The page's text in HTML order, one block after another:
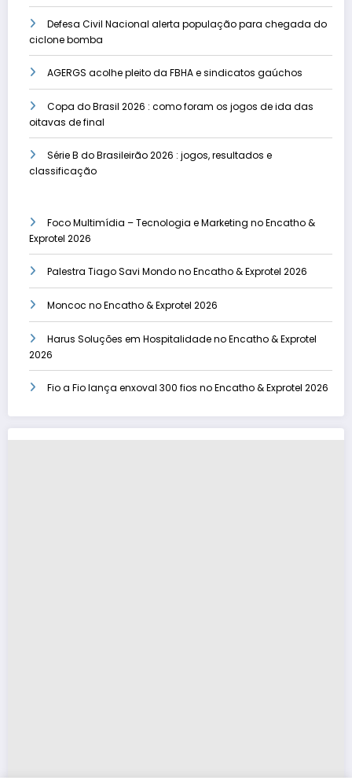
Defesa Civil Nacional alerta população para chegada do
ciclone bomba
AGERGS acolhe pleito da FBHA e sindicatos gaúchos
Copa do Brasil 2026 : como foram os jogos de ida das
oitavas de final
Série B do Brasileirão 2026 : jogos, resultados e
classificação
Foco Multimídia – Tecnologia e Marketing no Encatho &
Exprotel 2026
Palestra Tiago Savi Mondo no Encatho & Exprotel 2026
Moncoc no Encatho & Exprotel 2026
Harus Soluções em Hospitalidade no Encatho & Exprotel
2026
Fio a Fio lança enxoval 300 fios no Encatho & Exprotel 2026